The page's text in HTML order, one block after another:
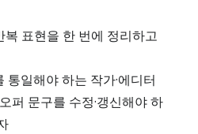
복 표현을 한 번에 정리하고
통일해야 하는 작가·에디터
퍼 문구를 수정·갱신해야 하